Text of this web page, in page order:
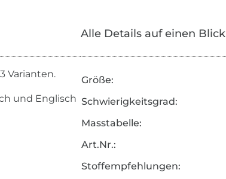
Varianten.
und Englisch
Alle Details auf einen Blick
Größe:
Schwierigkeitsgrad:
Masstabelle:
Art.Nr.:
Stoffempfehlungen: